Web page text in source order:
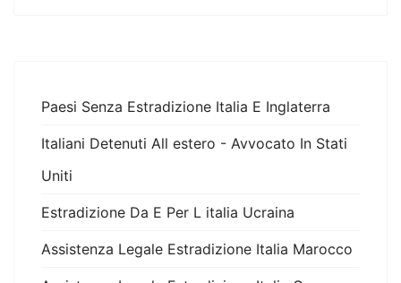
Paesi Senza Estradizione Italia E Inglaterra
Italiani Detenuti All estero - Avvocato In Stati
Uniti
Estradizione Da E Per L italia Ucraina
Assistenza Legale Estradizione Italia Marocco